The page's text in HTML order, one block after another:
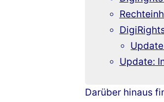
Update:
Darüber hinaus